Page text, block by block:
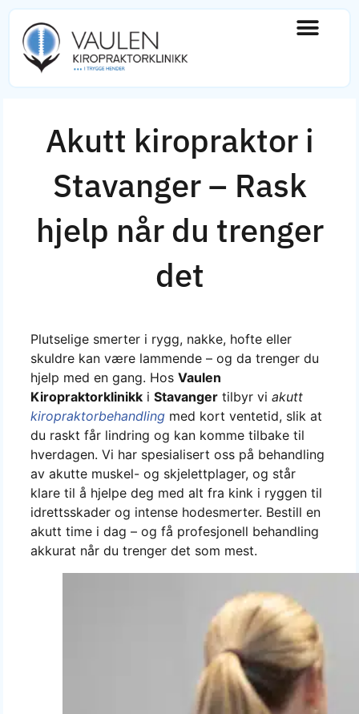
Akutt kiropraktor i
Stavanger – Rask
hjelp når du trenger
det
Plutselige smerter i rygg, nakke, hofte eller
skuldre kan være lammende – og da trenger du
hjelp med en gang. Hos Vaulen
Kiropraktorklinikki Stavangertilbyr vi akutt
kiropraktorbehandlingmed kort ventetid, slik at
du raskt får lindring og kan komme tilbake til
hverdagen. Vi har spesialisert oss på behandling
av akutte muskel- og skjelettplager, og står
klare til å hjelpe deg med alt fra kink i ryggen til
idrettsskader og intense hodesmerter. Bestill en
akutt time i dag – og få profesjonell behandling
akkurat når du trenger det som mest.